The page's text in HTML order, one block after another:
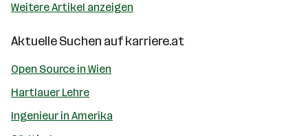
Weitere Artikel anzeigen
Aktuelle Suchen aufkarriere.at
Open Source in Wien
Hartlauer Lehre
Ingenieur in Amerika